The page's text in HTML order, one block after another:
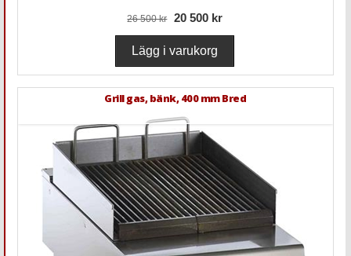
26 500 kr 20 500 kr
Grill gas, bänk, 400 mm Bred